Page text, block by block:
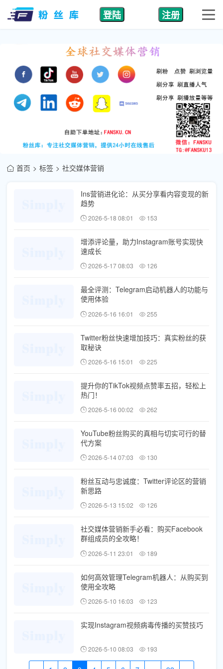
登陆 注册
首页 标签 社交媒体营销
Ins营销进化论：从买分享看内容变现的新
趋势
2026-5-18 08:01 153
增添评论量，助力Instagram账号实现快
速成长
2026-5-17 08:03 126
最全评测：Telegram启动机器人的功能与
使用体验
2026-5-16 16:01 255
Twitter粉丝快速增加技巧：真实粉丝的获
取秘诀
2026-5-16 15:01 225
提升你的TikTok视频点赞率五招，轻松上
热门！
2026-5-16 00:02 262
YouTube粉丝购买的真相与切实可行的替
代方案
2026-5-14 07:03 130
粉丝互动与忠诚度：Twitter评论区的营销
新思路
2026-5-13 15:02 126
社交媒体营销新手必看：购买Facebook
群组成员的全攻略！
2026-5-11 23:01 189
如何高效管理Telegram机器人：从购买到
使用全攻略
2026-5-10 16:03 123
实现Instagram视频病毒传播的买赞技巧
2026-5-10 08:03 193